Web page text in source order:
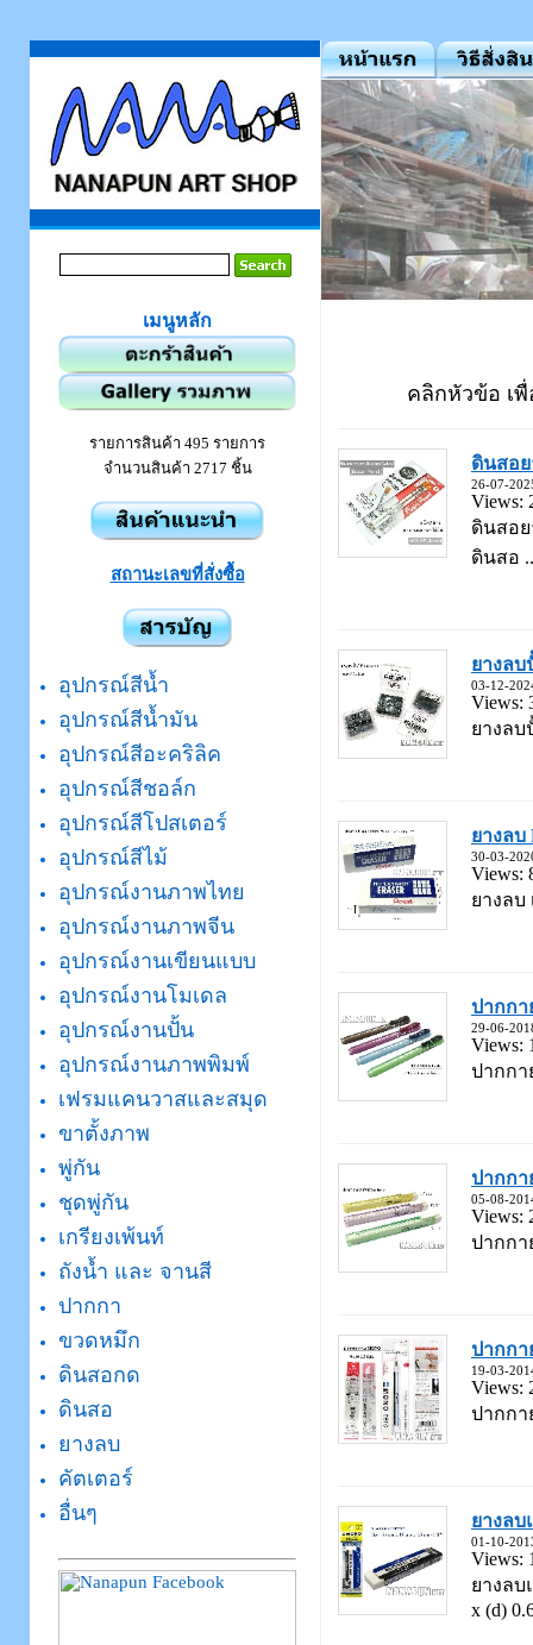
เมนูหลัก
รายการสินค้า 495 รายการ
จำนวนสินค้า 2717 ชิ้น
สถานะเลขที่สั่งซื้อ
อุปกรณ์สีน้ำ
อุปกรณ์สีน้ำมัน
อุปกรณ์สีอะคริลิค
อุปกรณ์สีชอล์ก
อุปกรณ์สีโปสเตอร์
อุปกรณ์สีไม้
อุปกรณ์งานภาพไทย
อุปกรณ์งานภาพจีน
อุปกรณ์งานเขียนแบบ
อุปกรณ์งานโมเดล
อุปกรณ์งานปั้น
อุปกรณ์งานภาพพิมพ์
เฟรมแคนวาสและสมุด
ขาตั้งภาพ
พู่กัน
ชุดพู่กัน
เกรียงเพ้นท์
ถังน้ำ และ จานสี
ปากกา
ขวดหมึก
ดินสอกด
ดินสอ
ยางลบ
คัตเตอร์
อื่นๆ
คลิกหัวข้อ เพื่
ดินสอย
26-07-
Views:
ดินสอย
ดินสอ
ยางลบ
03-12-
Views:
ยางลบ
ยางลบ
30-03-
Views:
ยางลบ
ปากกา
29-06-
Views:
ปากกา
ปากกา
05-08-
Views:
ปากกา
ปากกา
19-03-
Views:
ปากกา
ยางลบ
01-10-
Views:
ยางลบ
x (d)